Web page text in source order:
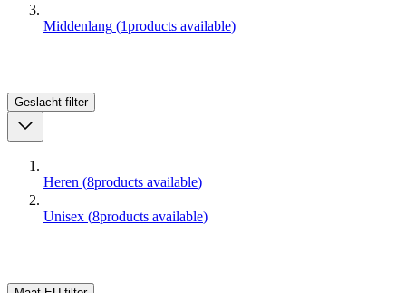
Middenlang (1products available)
Geslacht filter
Heren (8products available)
Unisex (8products available)